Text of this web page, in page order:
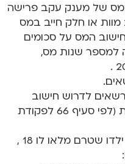
של מענק עקב פרישה
או חלק חייב במס
המס על סכומים
למספר שנות מס,
לדרוש חישוב
נפרד של המס על ההכנסות (לפי סעיף 66 לפקודת
מי שהחזיק, הוא, בן זוגו או ילדו שטרם מלאו לו 18 ,